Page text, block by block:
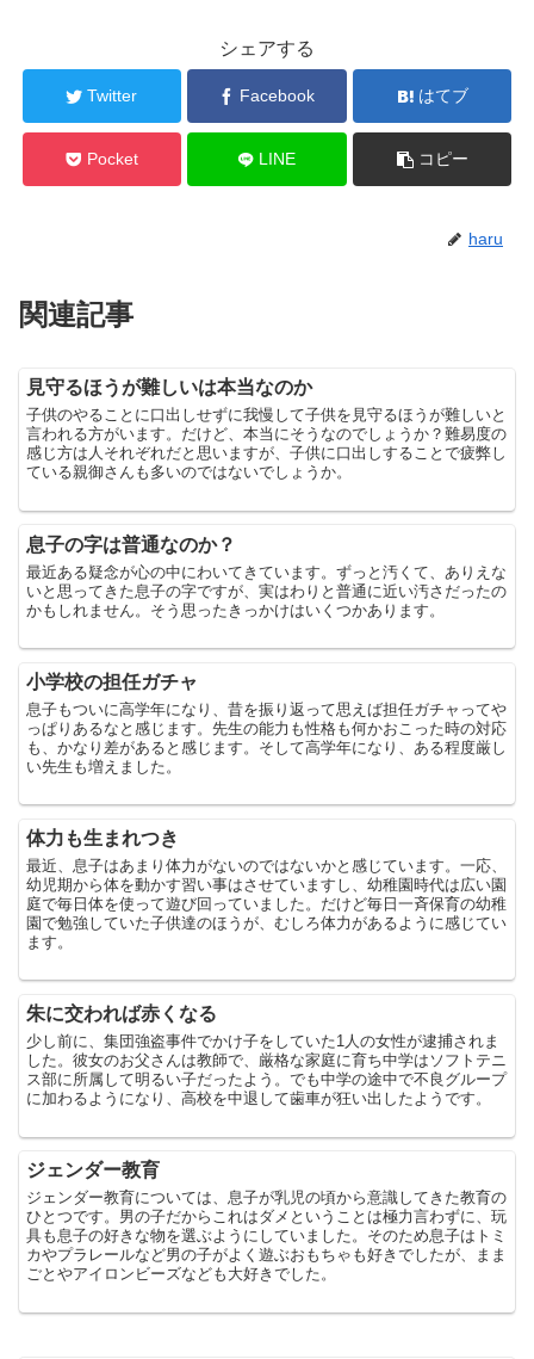
シェアする
Twitter Facebook はてブ
Pocket LINE コピー
haru
関連記事
見守るほうが難しいは本当なのか
子供のやることに口出しせずに我慢して子供を見守るほうが難しいと
言われる方がいます。だけど、本当にそうなのでしょうか？難易度の
感じ方は人それぞれだと思いますが、子供に口出しすることで疲弊し
ている親御さんも多いのではないでしょうか。
息子の字は普通なのか？
最近ある疑念が心の中にわいてきています。ずっと汚くて、ありえな
いと思ってきた息子の字ですが、実はわりと普通に近い汚さだったの
かもしれません。そう思ったきっかけはいくつかあります。
小学校の担任ガチャ
息子もついに高学年になり、昔を振り返って思えば担任ガチャってや
っぱりあるなと感じます。先生の能力も性格も何かおこった時の対応
も、かなり差があると感じます。そして高学年になり、ある程度厳し
い先生も増えました。
体力も生まれつき
最近、息子はあまり体力がないのではないかと感じています。一応、
幼児期から体を動かす習い事はさせていますし、幼稚園時代は広い園
庭で毎日体を使って遊び回っていました。だけど毎日一斉保育の幼稚
園で勉強していた子供達のほうが、むしろ体力があるように感じてい
ます。
朱に交われば赤くなる
少し前に、集団強盗事件でかけ子をしていた1人の女性が逮捕されま
した。彼女のお父さんは教師で、厳格な家庭に育ち中学はソフトテニ
ス部に所属して明るい子だったよう。でも中学の途中で不良グループ
に加わるようになり、高校を中退して歯車が狂い出したようです。
ジェンダー教育
ジェンダー教育については、息子が乳児の頃から意識してきた教育の
ひとつです。男の子だからこれはダメということは極力言わずに、玩
具も息子の好きな物を選ぶようにしていました。そのため息子はトミ
カやプラレールなど男の子がよく遊ぶおもちゃも好きでしたが、まま
ごとやアイロンビーズなども大好きでした。